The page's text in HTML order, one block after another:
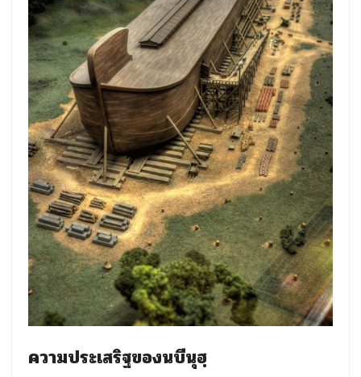
ความประเสริฐของนบีนุฮฺ